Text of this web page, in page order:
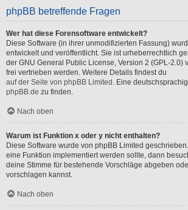
phpBB betreffende Fragen
Wer hat diese Forensoftware entwickelt?
Diese Software (in ihrer unmodifizierten Fassung)
entwickelt und veröffentlicht. Sie ist urheberrechtlich
der GNU General Public License, Version 2 (GPL-2.0)
frei vertrieben werden. Weitere Details findest du
auf der Seite von phpBB Limited . Eine
phpBB.de zu finden.
Nach oben
Warum ist Funktion x oder y nicht enthalten?
Diese Software wurde von phpBB Limited
eine Funktion implementiert werden sollte, dann
deine Stimme für bestehende Vorschläge abgeben
vorschlagen kannst.
Nach oben